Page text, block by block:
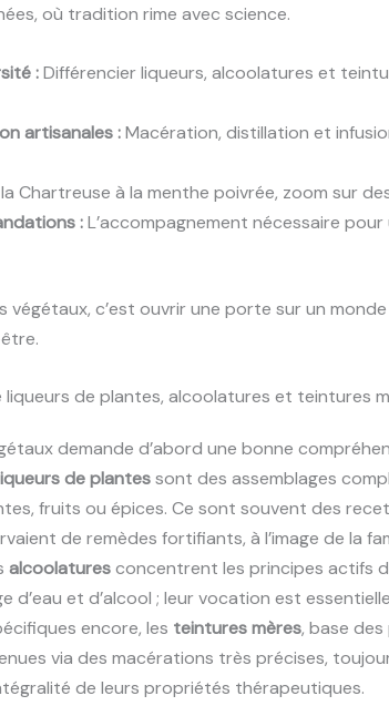
où tradition rime avec science.
:Différencier liqueurs, alcoolatures et
artisanales :Macération, distillation et
Chartreuse à la menthe poivrée, zoom sur
:L’accompagnement nécessaire
végétaux, c’est ouvrir une porte sur un
de plantes, alcoolatures et teintures
demande d’abord une bonne
de plantessont des assemblages
fruits ou épices. Ce sont souvent des
de remèdes fortifiants, à l’image de la
alcoolaturesconcentrent les principes actifs
d’eau et d’alcool ; leur vocation est
encore, les teintures mères, base
via des macérations très précises,
de leurs propriétés thérapeutiques.